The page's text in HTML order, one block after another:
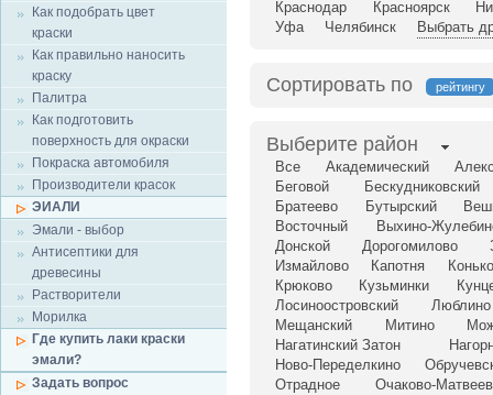
Как подобрать цвет
краски
Как правильно наносить
краску
Палитра
Как подготовить
поверхность для окраски
Покраска автомобиля
Производители красок
ЭИАЛИ
Эмали - выбор
Антисептики для
древесины
Растворители
Морилка
Где купить лаки краски
эмали?
Задать вопрос
Краснодар
Красноярск
Уфа
Челябинск Выбрать
Сортировать по рейтингу
Выберите район
Все Академический
Беговой
Бескудниковский
Братеево
Бутырский
Восточный
Выхино-
Донской
Дорогомилово
Измайлово
Капотня
Крюково
Кузьминки
Лосиноостровский
Люблино
Мещанский
Митино
Нагатинский Затон
Ново-Переделкино
Отрадное
Очаково-